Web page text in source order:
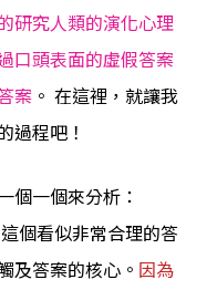
研究人類的演化心理
口頭表面的虛假答案
案 。 在這裡，就讓我
過程吧！
個一個來分析：
這個看似非常合理的答
及答案的核心。 因為